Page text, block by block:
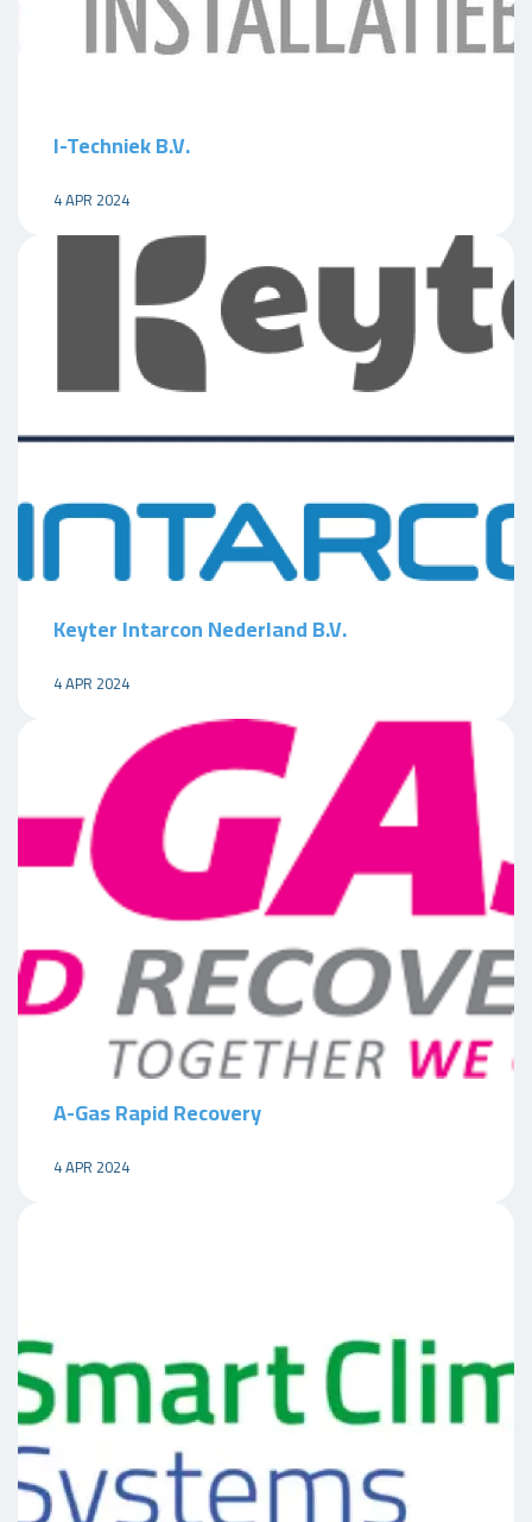
I-Techniek B.V.
4 APR 2024
Keyter Intarcon Nederland B.V.
4 APR 2024
A-Gas Rapid Recovery
4 APR 2024